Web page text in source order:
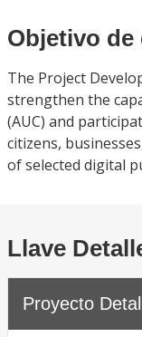
Objetivo
The Project
strengthen the
(AUC) and
citizens,
of selected digital
Llave
Proyecto